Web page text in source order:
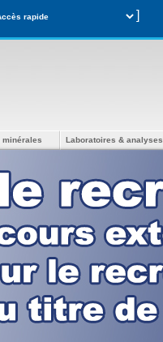
]
minérales Laboratoires & analyses